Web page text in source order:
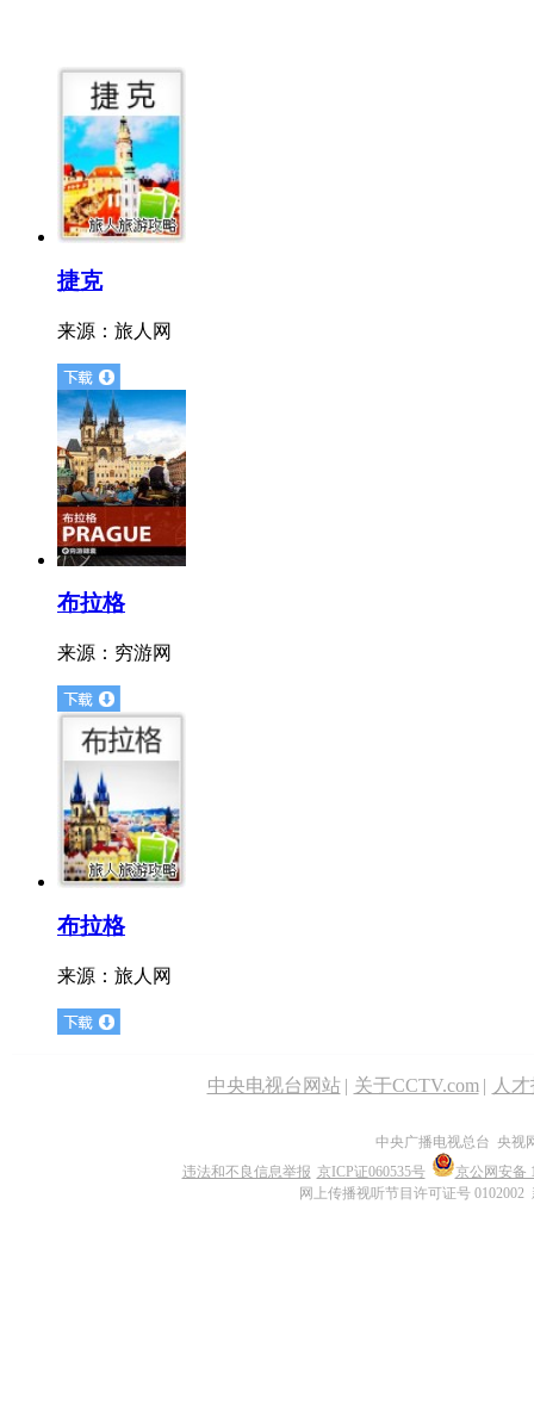
捷克
来源： 旅人网
布拉格
来源： 穷游网
布拉格
来源： 旅人网
中央电视台网站 | 关于CCTV.com | 人
中央广播电视总台 央视
违法和不良信息举报 京ICP证060535号
京公网安备
网上传播视听节目许可证号 0102002